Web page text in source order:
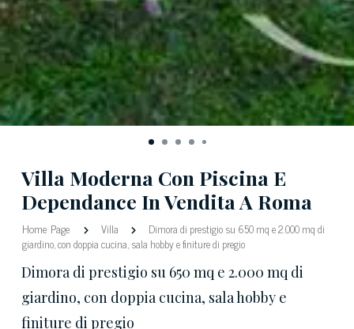
Villa Moderna Con Piscina E
Dependance In Vendita A Roma
Home Page Villa
Dimora di prestigio su 650 mq e 2.000 mq di
giardino, con doppia cucina, sala hobby e finiture di pregio
Dimora di prestigio su 650 mq e 2.000 mq di
giardino, con doppia cucina, sala hobby e
finiture di pregio